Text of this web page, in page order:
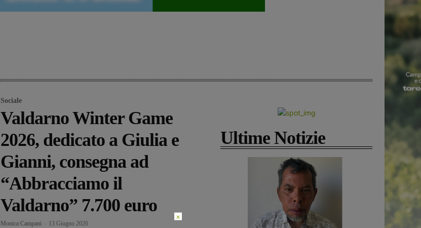
Sociale
Valdarno Winter Game
2026, dedicato a Giulia e
Gianni, consegna ad
“Abbracciamo il
Valdarno” 7.700 euro
Monica Campani 13 Giugno 2026
Ultime Notizie
×